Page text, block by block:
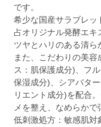
です。
希少な国産サラブレッ
占オリジナル発酵エキ
ツヤとハリのある清ら
また、こだわりの美
ス：肌保護成分)、フ
保湿成分)、シアバタ
リエント成分)を配合
メを整え、なめらかで
低刺激処方：敏感肌対